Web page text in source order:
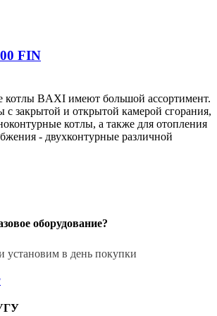
FIN
котлы BAXI имеют большой ассортимент.
с закрытой и открытой камерой сгорания,
котлы, а также для отопления
- двухконтурные различной
оборудование?
в день покупки